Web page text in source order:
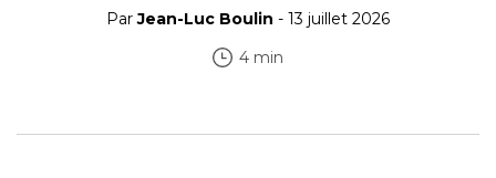
ParJean-Luc Boulin - 13 juillet 2026
4 min